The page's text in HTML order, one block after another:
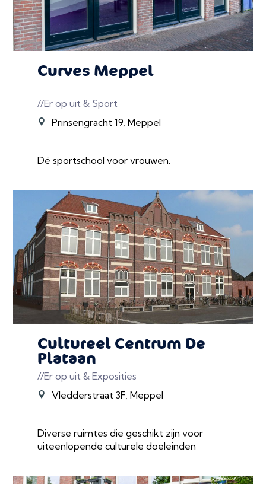
Curves Meppel
//Er op uit & Sport
Prinsengracht 19, Meppel
Dé sportschool voor vrouwen.
Cultureel Centrum De
Plataan
//Er op uit & Exposities
Vledderstraat 3F, Meppel
Diverse ruimtes die geschikt zijn voor
uiteenlopende culturele doeleinden